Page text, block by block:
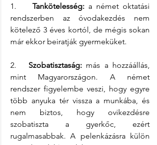
1. Tankötelesség: a német oktatási
rendszerben az óvodakezdés nem
kötelező 3 éves kortól, de mégis sokan
már ekkor beiratják gyermeküket.
2. Szobatisztaság: más a hozzáállás,
mint Magyarországon. A német
rendszer figyelembe veszi, hogy egyre
több anyuka tér vissza a munkába, és
nem biztos, hogy ovikezdésre
szobatiszta a gyerkőc, ezért
rugalmasabbak. A pelenkázásra külön